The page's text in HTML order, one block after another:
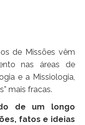
de Missões vêm
nas áreas de
e a Missiologia,
mais fracas.
de um longo
fatos e ideias